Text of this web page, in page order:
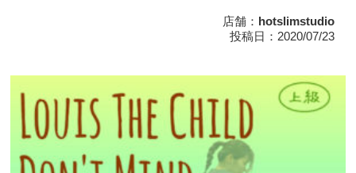
店舗： hotslimstudio
投稿日：2020/07/23